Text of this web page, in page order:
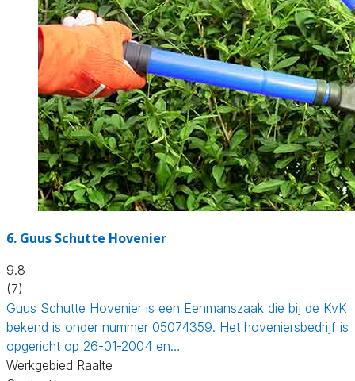
6. Guus Schutte Hovenier
9.8
(7)
Guus Schutte Hovenier is een Eenmanszaak die bij de KvK
bekend is onder nummer 05074359. Het hoveniersbedrijf is
opgericht op 26-01-2004 en…
Werkgebied Raalte